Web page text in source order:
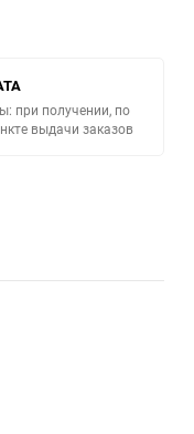
при получении, по
выдачи заказов